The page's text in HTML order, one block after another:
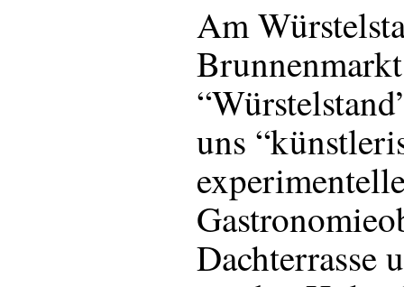
Am
uns
Dachterrasse